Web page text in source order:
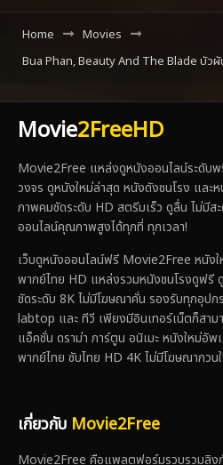
Home
Movies
Bua Phan, Beauty And The Blade บัว
Movie2FreeHD
Movie2Free แหล่งดูหนังออนไลน์ระดับพ
วงจร ดูหนังใหม่ล่าสุด หนังดังชนโรง แล
ภาพคมชัดระดับ HD สตรีมเร็ว ดูลื่น ไม่มีส
ออนไลน์คุณภาพสูงได้ทุกที่ ทุกเวลา!
เว็บดูหนังออนไลน์ฟรี Movie2Free หนัง
พากย์ไทย HD แหล่งรวมหนังชนโรงดูฟรี
ชัดระดับ 8K ไม่มีโฆษณาคั่น รองรับทุกอุ
labtop และ ทีวี เพียงมีอินเทอร์เน็ตก็สา
แอ็คชั่น ดราม่า การ์ตูน อนิเมะ หนังใหม่อั
พากย์ไทย ซับไทย HD 4K ไม่มีโฆษณากวน
เกี่ยวกับ Movie2Free
Movie2Free คือแพลตฟอร์มรวบรวมลิ